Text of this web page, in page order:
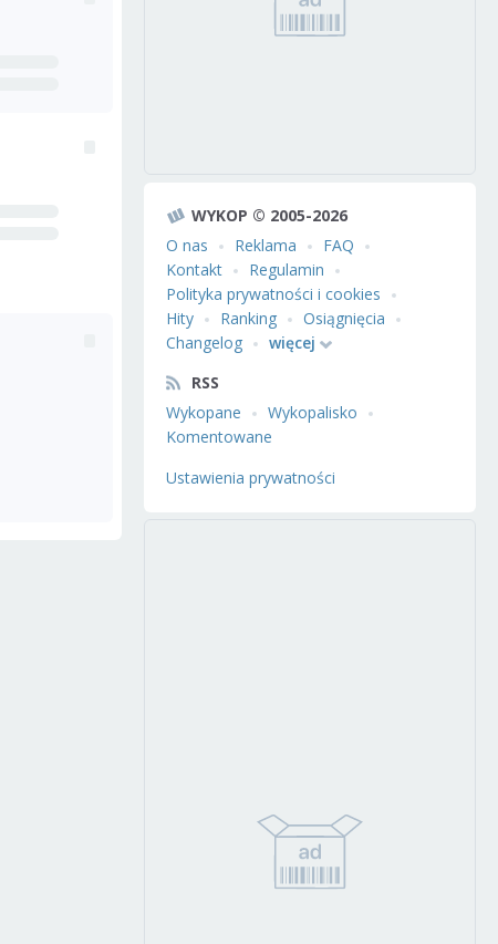
WYKOP © 2005-2026
O nas
Reklama
FAQ
Kontakt
Regulamin
Polityka prywatności i cookies
Hity
Ranking
Osiągnięcia
Changelog
więcej
RSS
Wykopane
Wykopalisko
Komentowane
Ustawienia prywatności